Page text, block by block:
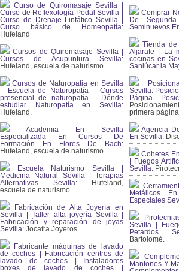
Curso de Quiromasaje Sevilla |
Curso de Reflexología Podal Sevilla |
Curso de Drenaje Linfático Sevilla |
Curso básico de Homeopatía:
Hufeland
Cursos de Quiromasaje Sevilla |
Cursos de Acupuntura Sevilla:
Hufeland, escuela de naturismo.
Cursos de Naturopatia en Sevilla
– Escuela de Naturopatía – Cursos
presencial de naturopatía – Dónde
estudiar Naturopatía en Sevilla:
Hufeland.
Academia En Sevilla
Especializada En Cursos De
Formación En Flores De Bach:
Hufeland, escuela de naturismo.
Escuela Naturismo Sevilla |
Medicina Natural Sevilla | Terapias
Alternativas Sevilla: Hufeland,
escuela de naturismo.
Fabricación de Alta Joyería en
Sevilla | Taller alta joyería Sevilla |
Fabricación y reparación de joyas
Sevilla: Jocafra Joyeros.
Fabricante máquinas de lavado
de coches | Fabricación centros de
lavado de coches | Instaladores
boxes de lavado de coches |
Comprar
De
Seminuevos
Tienda
Aljarafe | La
cocinas en
Sanlúcar la
Sevilla.
Página.
primera
Agencia
En Sevilla:
Cohetes
| Fuegos
Sevilla:
Metálicos
Especiales
Sevilla |
Petardos
Bartolomé.
Mantones Y